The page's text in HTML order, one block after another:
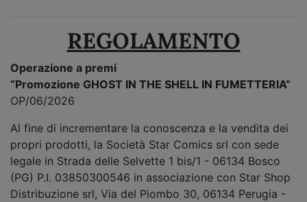
REGOLAMENTO
Operazione a premi
“Promozione GHOST IN THE SHELL IN FUMETTERIA”
OP/06/2026
Al fine di incrementare la conoscenza e la vendita dei
propri prodotti, la Società Star Comics srl con sede
legale in Strada delle Selvette 1 bis/1 - 06134 Bosco
(PG) P.I. 03850300546 in associazione con Star Shop
Distribuzione srl, Via del Piombo 30, 06134 Perugia -